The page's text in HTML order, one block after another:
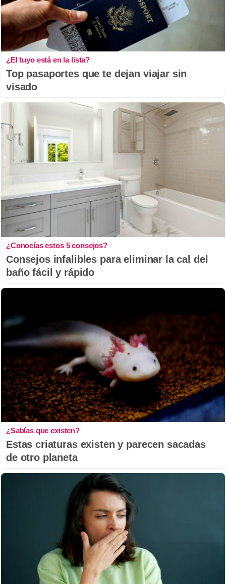
¿El tuyo está en la lista?
Top pasaportes que te dejan viajar sin
visado
¿Conocías estos 5 consejos?
Consejos infalibles para eliminar la cal del
baño fácil y rápido
¿Sabías que existen?
Estas criaturas existen y parecen sacadas
de otro planeta